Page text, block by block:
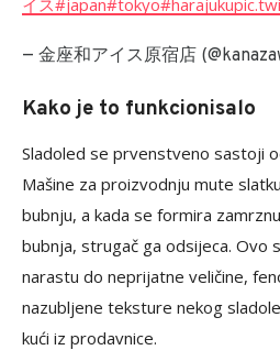
イス#japan#tokyo#harajuku
— 金座和アイス原宿店
Kako je to funkcionisalo
Sladoled se prvenstveno sastoji
Mašine za proizvodnju mute
bubnju, a kada se formira
bubnja, strugač ga odsijeca. Ovo
narastu do neprijatne veličine,
nazubljene teksture nekog
kući iz prodavnice.